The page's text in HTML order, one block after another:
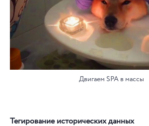
Двигаем SPA в массы
Тегирование исторических данных